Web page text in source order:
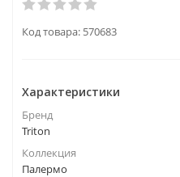
Код товара: 570683
Характеристики
Бренд
Triton
Коллекция
Палермо